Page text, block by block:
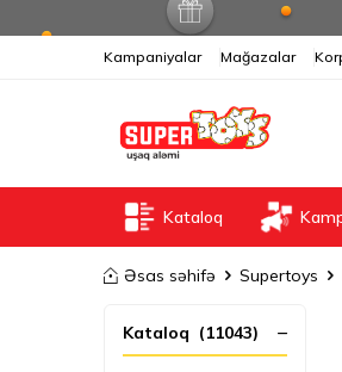
Kampaniyalar Mağazalar
Kataloq
Əsas səhifə Supertoys
Kataloq (11043)